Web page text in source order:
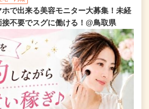
で出来る美容モニター大募集！未経
不要でスグに働ける！@鳥取県